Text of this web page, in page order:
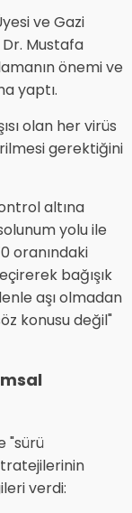
ve Gazi
Dr. Mustafa
önemi ve
yaptı.
olan her virüs
gerektiğini
altına
yolu ile
oranındaki
bağışık
aşı olmadan
konusu değil"
"sürü
verdi: